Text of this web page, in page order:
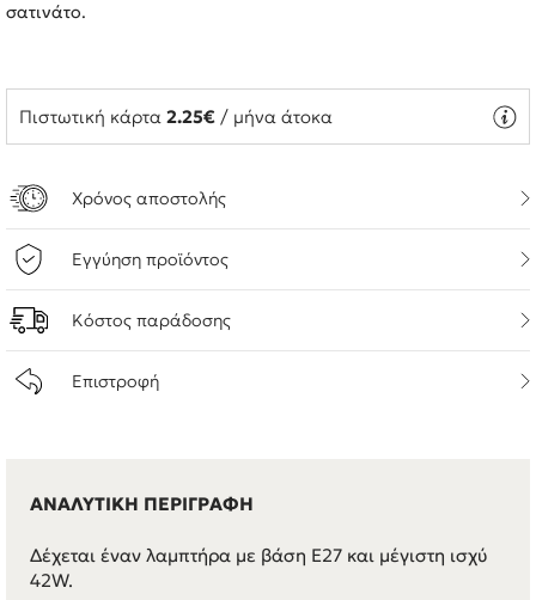
σατινάτο.
Πιστωτική κάρτα 2.25€ / μήνα άτοκα
Χρόνος αποστολής
Εγγύηση προϊόντος
Κόστος παράδοσης
Επιστροφή
ΑΝΑΛΥΤΙΚΗ ΠΕΡΙΓΡΑΦΗ
Δέχεται έναν λαμπτήρα με βάση E27 και μέγιστη ισχύ
42W.